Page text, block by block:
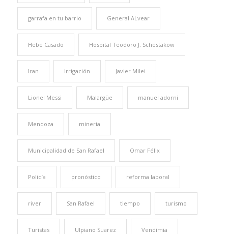
garrafa en tu barrio General ALvear
Hebe Casado Hospital Teodoro J. Schestakow
Iran Irrigación Javier Milei
Lionel Messi Malargüe manuel adorni
Mendoza minería
Municipalidad de San Rafael Omar Félix
Policía pronóstico reforma laboral
river San Rafael tiempo turismo
Turistas Ulpiano Suarez Vendimia